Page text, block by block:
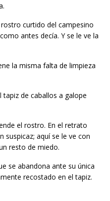
curtido del campesino
antes decía. Y se le ve la
la misma falta de limpieza
de caballos a galope
el rostro. En el retrato
suspicaz; aquí se le ve con
resto de miedo.
se abandona ante su única
recostado en el tapiz.